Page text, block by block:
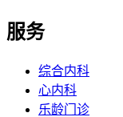
服务
综合内科
心内科
乐龄门诊